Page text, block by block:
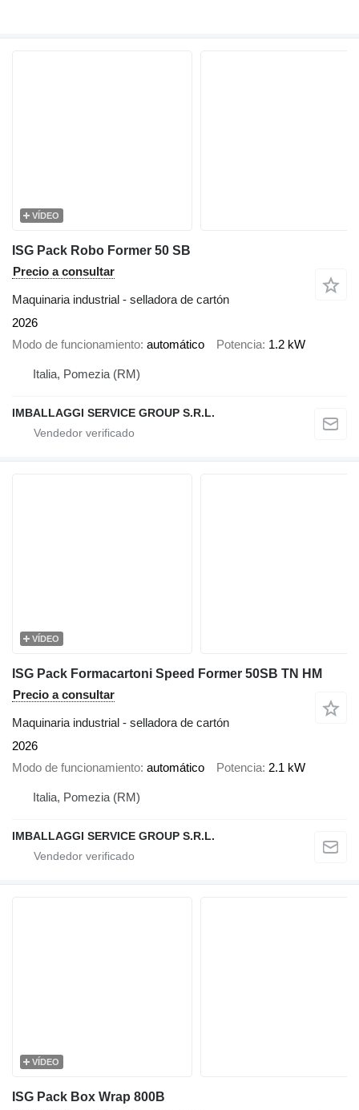
VÍDEO
ISG Pack Robo Former 50 SB
Precio a consultar
Maquinaria industrial - selladora de cartón
2026
Modo de funcionamiento automático Potencia 1.2 kW
Italia, Pomezia (RM)
IMBALLAGGI SERVICE GROUP S.R.L.
VÍDEO
ISG Pack Formacartoni Speed Former 50SB TN HM
Precio a consultar
Maquinaria industrial - selladora de cartón
2026
Modo de funcionamiento automático Potencia 2.1 kW
Italia, Pomezia (RM)
IMBALLAGGI SERVICE GROUP S.R.L.
VÍDEO
ISG Pack Box Wrap 800B